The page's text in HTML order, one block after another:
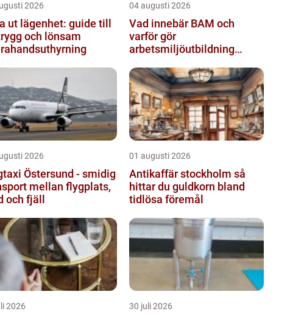
2026
ut lägenhet: guide till
och lönsam
04 augusti 2026
Vad innebär BAM och
varför gör
arbetsmiljöutbildning
2026
Östersund - smidig
mellan flygplats,
och fjäll
01 augusti 2026
Antikaffär stockholm så
hittar du guldkorn bland
tidlösa föremål
2026 30 juli 2026